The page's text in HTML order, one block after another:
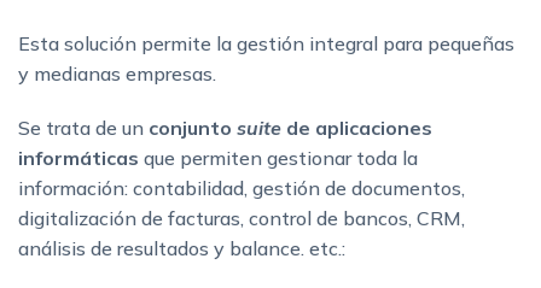
Esta solución permite la gestión integral para pequeñas
y medianas empresas.
Se trata de un conjunto suite de aplicaciones
informáticas que permiten gestionar toda la
información: contabilidad, gestión de documentos,
digitalización de facturas, control de bancos, CRM,
análisis de resultados y balance. etc.: